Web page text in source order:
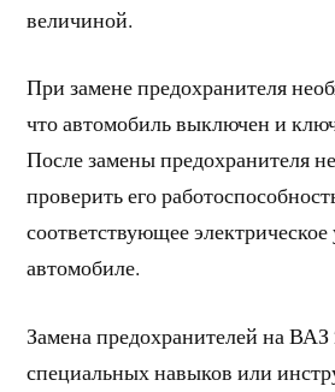
величиной.
При замене предохранителя
что автомобиль выключен и
После замены предохранителя
проверить его
соответствующее
автомобиле.
Замена предохранителей на ВАЗ
специальных навыков или